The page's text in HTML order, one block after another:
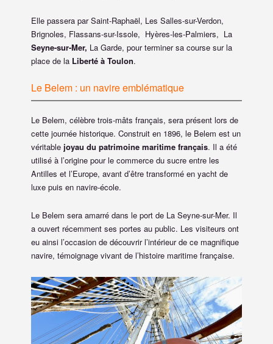
Elle passera par Saint-Raphaël, Les Salles-sur-Verdon,
Brignoles, Flassans-sur-Issole, Hyères-les-Palmiers, La
Seyne-sur-Mer, La Garde, pour terminer sa course sur la
place de la Liberté à Toulon.
Le Belem : un navire emblématique
Le Belem, célèbre trois-mâts français, sera présent lors de
cette journée historique. Construit en 1896, le Belem est un
véritable joyau du patrimoine maritime français. Il a été
utilisé à l’origine pour le commerce du sucre entre les
Antilles et l’Europe, avant d’être transformé en yacht de
luxe puis en navire-école.
Le Belem sera amarré dans le port de La Seyne-sur-Mer. Il
a ouvert récemment ses portes au public. Les visiteurs ont
eu ainsi l’occasion de découvrir l’intérieur de ce magnifique
navire, témoignage vivant de l’histoire maritime française.